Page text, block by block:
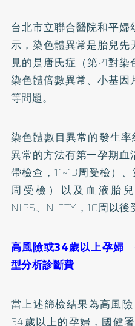
台北市立聯合醫院和平
示，染色體異常是胎兒
見的是唐氏症（第21對
染色體倍數異常、小基
等問題。
染色體數目異常的發生
異常的方法有第一孕期
帶檢查，11~13周受檢）
周受檢）以及血液胎
NIPS、NIFTY，10周以後
高風險或34歲以上孕婦
型分析診斷費
當上述篩檢結果為高風
34歲以上的孕婦，國健